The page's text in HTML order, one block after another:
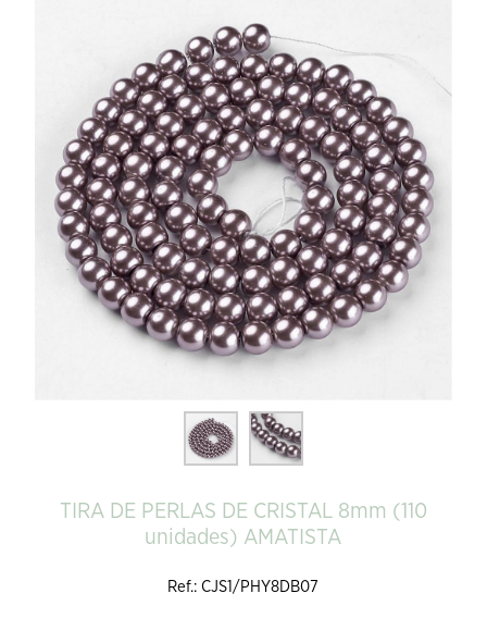
TIRA DE PERLAS DE CRISTAL 8mm (110
unidades) AMATISTA
Ref.: CJS1/PHY8DB07